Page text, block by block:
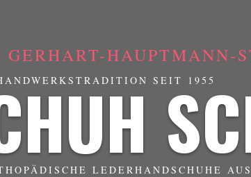
HAUPTMANN-
SEIT 1955
LEDERHANDSCHUHE